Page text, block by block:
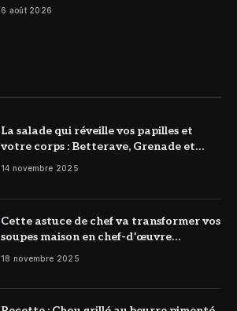
6 août 2026
La salade qui réveille vos papilles et
votre corps : Betterave, Grenade et
Citron à l’honneur
14 novembre 2025
Cette astuce de chef va transformer vos
soupes maison en chef-d’œuvre
réconfortant
18 novembre 2025